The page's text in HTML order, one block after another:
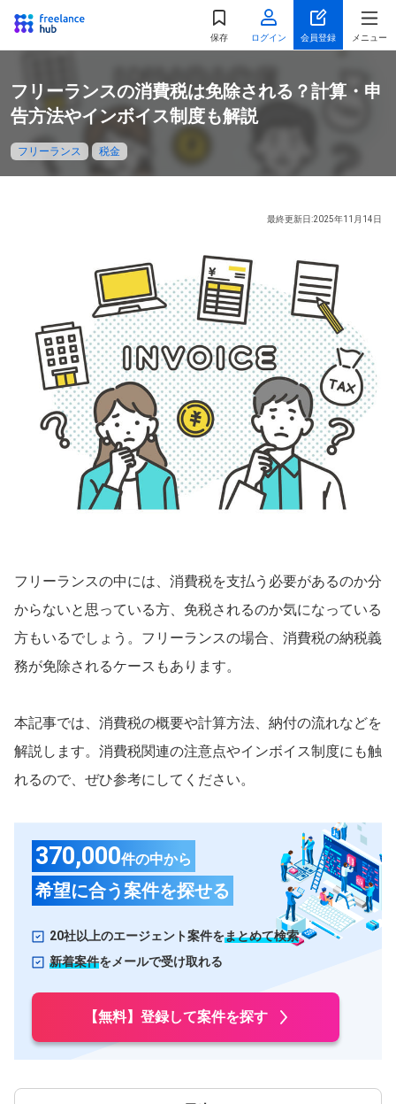
保存 ログイン 会員登録 メニュー
フリーランスの消費税は免除される？計算・申
告方法やインボイス制度も解説
フリーランス 税金
最終更新日:2025年11月14日
フリーランスの中には、消費税を支払う必要があるのか分
からないと思っている方、免税されるのか気になっている
方もいるでしょう。フリーランスの場合、消費税の納税義
務が免除されるケースもあります。
本記事では、消費税の概要や計算方法、納付の流れなどを
解説します。消費税関連の注意点やインボイス制度にも触
れるので、ぜひ参考にしてください。
370,000件の中から
希望に合う案件を探せる
20社以上のエージェント案件をまとめて検索
新着案件をメールで受け取れる
【無料】登録して案件を探す
都道府県
東京都 神奈川県
茨城県 栃木県
宮城県
山形県
秋田県 青森県
岩手県
甲信越・北陸
石川県 長野県
富山県 山梨県
愛知県 静岡県
大阪府
京都府 滋賀県
奈良県 和歌山県
中国
岡山県
四国
愛媛県
徳島県 高知県
九州・沖縄